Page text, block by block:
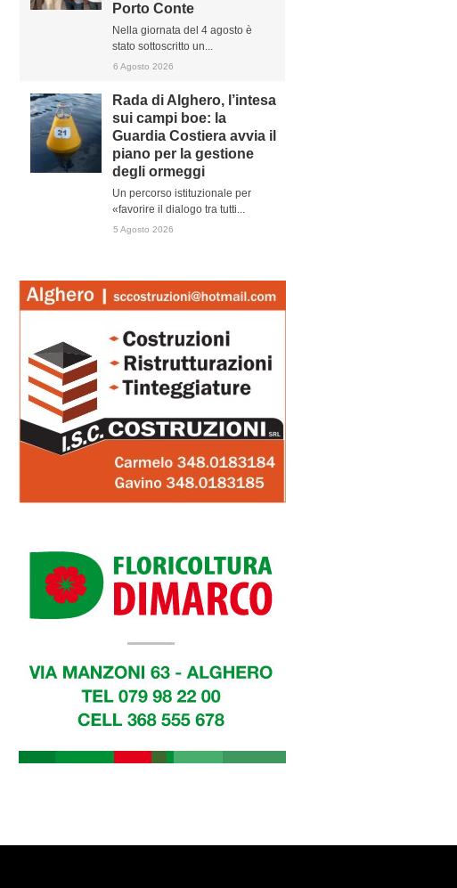
Porto Conte
Nella giornata del 4 agosto è
stato sottoscritto un...
6 Agosto 2026
Rada di Alghero, l’intesa
sui campi boe: la
Guardia Costiera avvia il
piano per la gestione
degli ormeggi
Un percorso istituzionale per
«favorire il dialogo tra tutti...
5 Agosto 2026